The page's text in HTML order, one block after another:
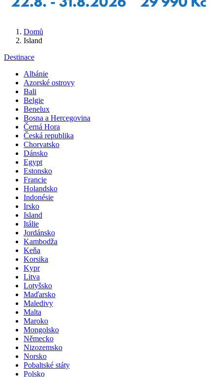
Domů
Island
Destinace
Albánie
Azorské ostrovy
Bali
Belgie
Benelux
Bosna a Hercegovina
Černá Hora
Česká republika
Chorvatsko
Dánsko
Egypt
Estonsko
Francie
Holandsko
Indonésie
Irsko
Island
Itálie
Jordánsko
Kambodža
Keňa
Korsika
Kypr
Litva
Lotyšsko
Maďarsko
Maledivy
Malta
Maroko
Mongolsko
Německo
Nizozemsko
Norsko
Pobaltské státy
Polsko